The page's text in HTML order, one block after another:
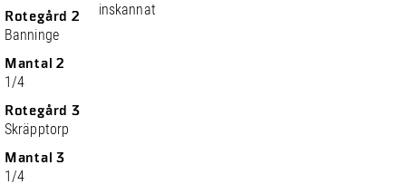
Rotegård 2
Banninge
Mantal 2
1/4
Rotegård 3
Skräpptorp
Mantal 3
1/4
inskannat